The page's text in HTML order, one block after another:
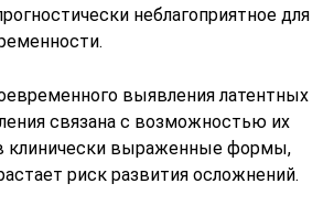
неблагоприятное для
выявления латентных
связана с возможностью их
клинически выраженные формы,
риск развития осложнений.